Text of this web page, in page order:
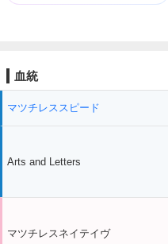
血統
マツチレススピード
Arts and Letters
マツチレスネイテイヴ